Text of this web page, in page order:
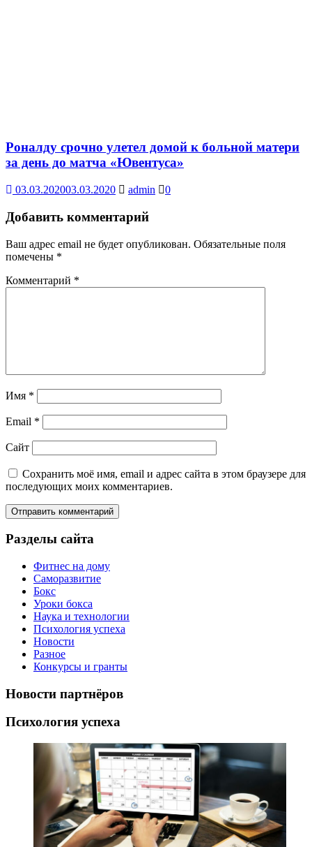
Роналду срочно улетел домой к больной матери
за день до матча «Ювентуса»
03.03.202003.03.2020 admin 0
Добавить комментарий
Ваш адрес email не будет опубликован. Обязательные поля
помечены *
Комментарий *
Имя *
Email *
Сайт
Сохранить моё имя, email и адрес сайта в этом браузере для
последующих моих комментариев.
Разделы сайта
Фитнес на дому
Саморазвитие
Бокс
Уроки бокса
Наука и технологии
Психология успеха
Новости
Разное
Конкурсы и гранты
Новости партнёров
Психология успеха